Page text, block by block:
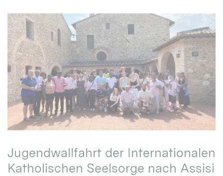
Jugendwallfahrt der Internationalen
Katholischen Seelsorge nach Assisi